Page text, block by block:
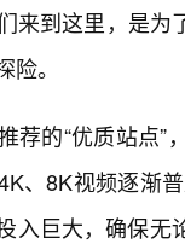
来到这里，是
。
荐的“优质站点
、8K视频逐渐
入巨大，确保